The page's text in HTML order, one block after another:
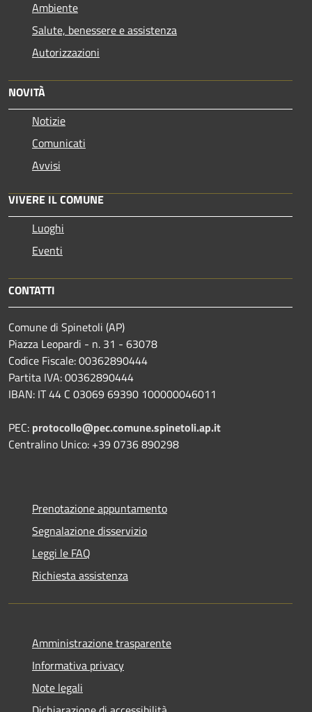
Ambiente
Salute, benessere e assistenza
Autorizzazioni
NOVITÀ
Notizie
Comunicati
Avvisi
VIVERE IL COMUNE
Luoghi
Eventi
CONTATTI
Comune di Spinetoli (AP)
Piazza Leopardi - n. 31 - 63078
Codice Fiscale: 00362890444
Partita IVA: 00362890444
IBAN: IT 44 C 03069 69390 100000046011
PEC: protocollo@pec.comune.spinetoli.ap.it
Centralino Unico: +39 0736 890298
Prenotazione appuntamento
Segnalazione disservizio
Leggi le FAQ
Richiesta assistenza
Amministrazione trasparente
Informativa privacy
Note legali